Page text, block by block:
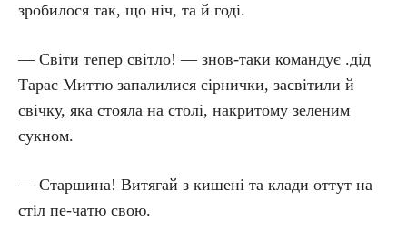
зробилося так, що ніч, та й годі.
— Світи тепер світло! — знов-таки командує .дід
Тарас Миттю запалилися сірнички, засвітили й
свічку, яка стояла на столі, накритому зеленим
сукном.
— Старшина! Витягай з кишені та клади оттут на
стіл пе-чатю свою.